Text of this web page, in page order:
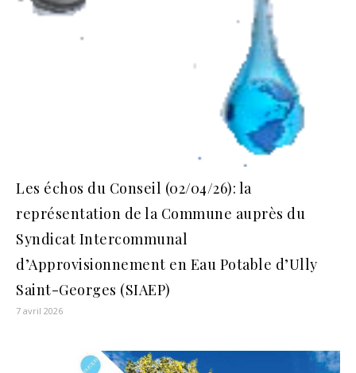
Les échos du Conseil (02/04/26): la
représentation de la Commune auprès du
Syndicat Intercommunal
d’Approvisionnement en Eau Potable d’Ully
Saint-Georges (SIAEP)
7 avril 2026